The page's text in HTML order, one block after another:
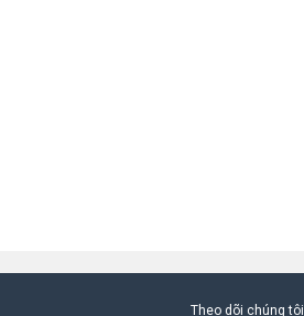
Theo dõi chúng tôi